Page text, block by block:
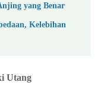
yang Benar
Kelebihan
Utang